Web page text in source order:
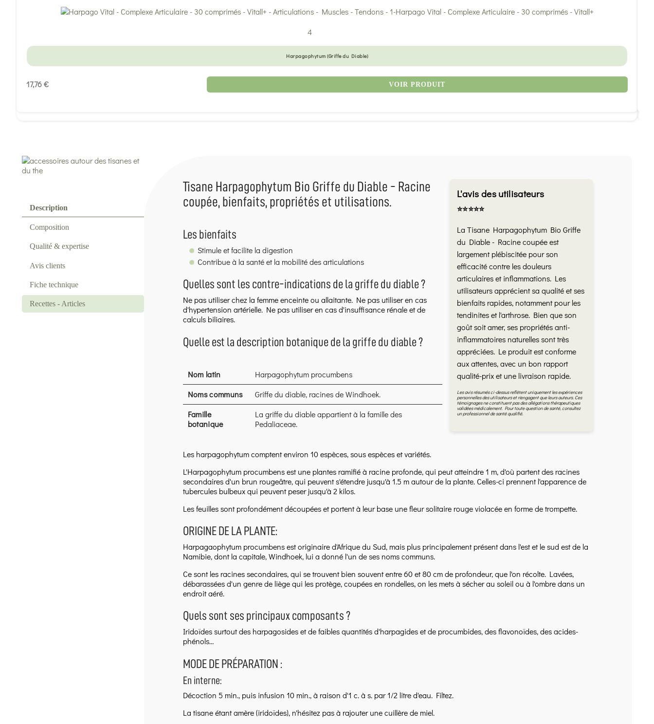
Description
Composition
Qualité & expertise
Avis clients
Fiche technique
Recettes - Articles
L'avis des utilisateurs
⭐️⭐️⭐️⭐️⭐️
La Tisane Harpagophytum Bio Griffe
du Diable - Racine coupée est
largement plébiscitée pour son
efficacité contre les douleurs
articulaires et inflammations. Les
utilisateurs apprécient sa qualité et ses
bienfaits rapides, notamment pour les
tendinites et l'arthrose. Bien que son
goût soit amer, ses propriétés anti-
inflammatoires naturelles sont très
appréciées. Le produit est conforme
aux attentes, avec un bon rapport
qualité-prix et une livraison rapide.
Les avis résumés ci-dessus reflètent uniquement les expériences
personnelles des utilisateurs et n'engagent que leurs auteurs. Ces
témoignages ne constituent pas des allégations thérapeutiques
validées médicalement. Pour toute question de santé, consultez
un professionnel de santé qualifié.
Tisane Harpagophytum Bio Griffe du Diable - Racine
coupée, bienfaits, propriétés et utilisations.
Les bienfaits
Stimule et facilite la digestion
Contribue à la santé et la mobilité des articulations
Quelles sont les contre-indications de la griffe du diable ?
Ne pas utiliser chez la femme enceinte ou allaitante. Ne pas utiliser en cas
d'hypertension artérielle. Ne pas utiliser en cas d'insuffisance rénale et de
calculs biliaires.
Quelle est la description botanique de la griffe du diable ?
Nom latin
Harpagophytum procumbens
Noms communs
Griffe du diable, racines de Windhoek.
Famille
botanique
La griffe du diable appartient à la famille des
Pedaliaceae.
Les harpagophytum comptent environ 10 espèces, sous espèces et variétés.
L'Harpagophytum procumbens est une plantes ramifié à racine profonde, qui peut atteindre 1 m, d'où partent des racines
secondaires d'un brun rougeâtre, qui peuvent s'étendre jusqu'à 1.5 m autour de la plante. Celles-ci prennent l'apparence de
tubercules bulbeux qui peuvent peser jusqu'à 2 kilos.
Les feuilles sont profondément découpées et portent à leur base une fleur solitaire rouge violacée en forme de trompette.
ORIGINE DE LA PLANTE:
Harpagaophytum procumbens est originaire d'Afrique du Sud, mais plus principalement présent dans l'est et le sud est de la
Namibie, dont la capitale, Windhoek, lui a donné l'un de ses noms communs.
Ce sont les racines secondaires, qui se trouvent bien souvent entre 60 et 80 cm de profondeur, que l'on récolte. Lavées,
débarassées d'un genre de liège qui les protège, coupées en rondelles, on les mets à sécher au soleil ou à l'ombre dans un
endroit aéré.
Quels sont ses principaux composants ?
Iridoïdes surtout des harpagosides et de faibles quantités d'harpagides et de procumbides, des flavonoïdes, des acides-
phénols…
MODE DE PRÉPARATION :
En interne:
Décoction 5 min., puis infusion 10 min., à raison d'1 c. à s. par 1/2 litre d'eau. Filtez.
La tisane étant amère (iridoïdes), n'hésitez pas à rajouter une cuillère de miel.
4
Harpagophytum (Griffe du Diable)
17,76 € VOIR PRODUIT